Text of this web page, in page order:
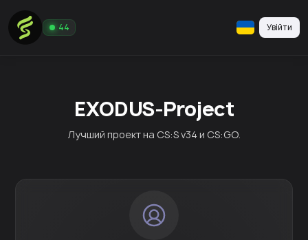
44 Увійти
EXODUS-Project
Лучший проект на CS:S v34 и CS:GO.